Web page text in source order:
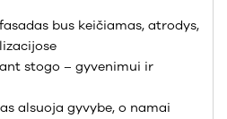
bus keičiamas, atrodys,
stogo – gyvenimui ir
alsuoja gyvybe, o namai